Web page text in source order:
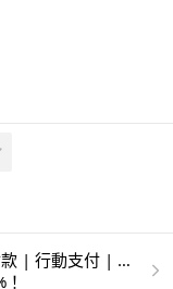
| 行動支付 | 超